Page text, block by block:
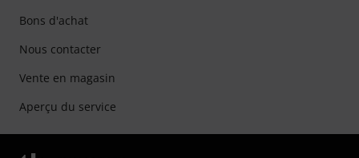
Bons d'achat
Nous contacter
Vente en magasin
Aperçu du service